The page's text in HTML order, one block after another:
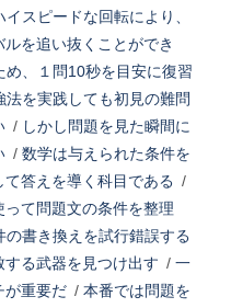
イスピードな回転により、
を追い抜くことができ
、１問10秒を目安に復習
法を実践しても初見の難問
/ しかし問題を見た瞬間に
/ 数学は与えられた条件を
答えを導く科目である /
て問題文の条件を整理
の書き換えを試行錯誤する
る武器を見つけ出す / 一
が重要だ / 本番では問題を